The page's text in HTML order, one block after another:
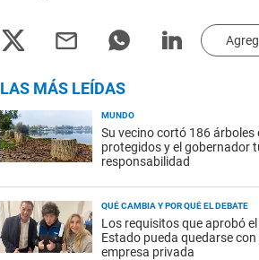
LAS MÁS LEÍDAS
MUNDO
Su vecino cortó 186 árboles
protegidos y el gobernador
responsabilidad
QUÉ CAMBIA Y POR QUÉ EL DEBATE
Los requisitos que aprobó el
Estado pueda quedarse
empresa privada